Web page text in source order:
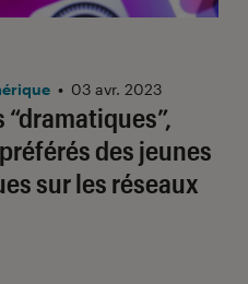
“dramatiques”,
des jeunes
sur les réseaux
• 03 avr. 2023